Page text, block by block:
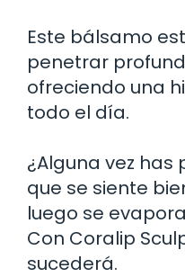
Este bálsamo
penetrar
ofreciendo una
todo el día.
¿Alguna vez
que se siente
luego se
Con Coralip
sucederá.